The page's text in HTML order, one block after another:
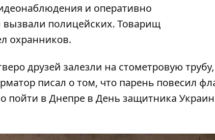
и оперативно
полицейских. Товарищ
охранников.
друзей залезли на стометровую трубу,
писал о том, что парень повесил
пойти в Днепре в День защитника